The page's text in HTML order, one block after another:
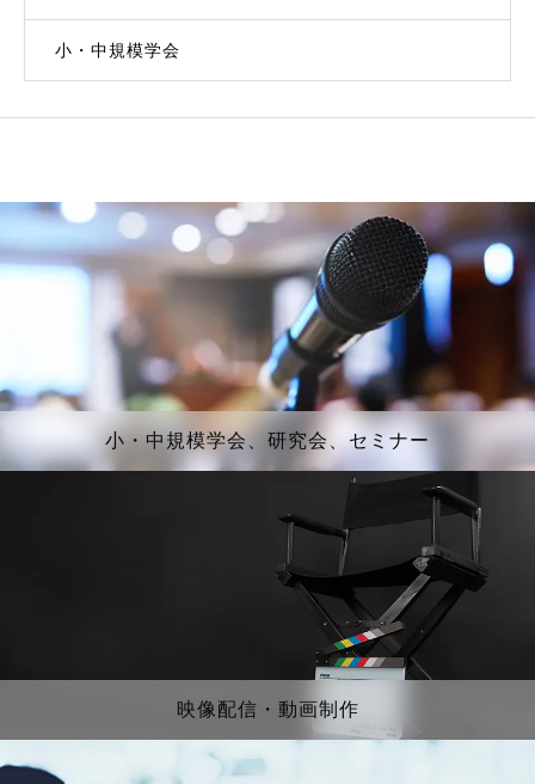
小・中規模学会
小・中規模学会、研究会、セミナー
映像配信・動画制作